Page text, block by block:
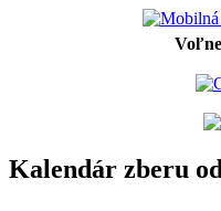
Kalendár zberu